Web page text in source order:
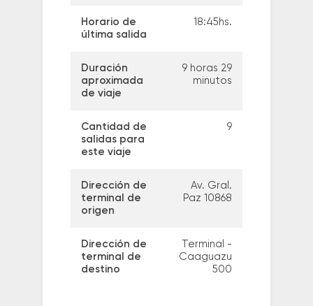
Horario de
última salida
18:45hs.
Duración
aproximada
de viaje
9 horas 29
minutos
Cantidad de
salidas para
este viaje
9
Dirección de
terminal de
origen
Av. Gral.
Paz 10868
Dirección de
terminal de
destino
Terminal -
Caaguazu
500